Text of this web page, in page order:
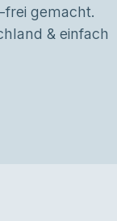
frei gemacht.
& einfach